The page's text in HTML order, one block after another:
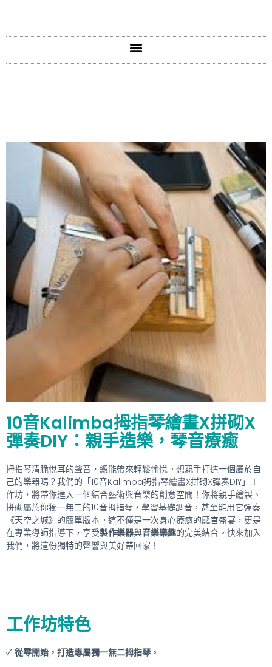
10音Kalimba拇指琴繪畫X拼砌X
彈奏DIY：親手造樂，琴音療癒
拇指琴清脆悅耳的聲音，總能帶來輕鬆愉悅。想親手打造一個屬於自
己的樂器嗎？我們的「10音Kalimba拇指琴繪畫X拼砌X彈奏DIY」工
作坊，將帶你進入一個結合藝術與音樂的創意空間！你將親手繪製、
拼砌屬於你獨一無二的10音拇指琴，學習基礎調音，甚至能用它彈奏
《天空之城》的簡單版本。這不僅是一次身心療癒的感官盛宴，更是
在專業導師指導下，享受製作樂器與音樂樂趣的完美結合。快來加入
我們，將這份獨特的聲響與美好帶回家！
工作坊特色
✓ 從零開始，打造專屬獨一無二拇指琴 。